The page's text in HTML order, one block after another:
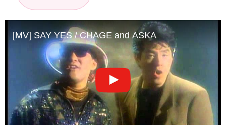
[MV] SAY YES / CHAGE and ASKA